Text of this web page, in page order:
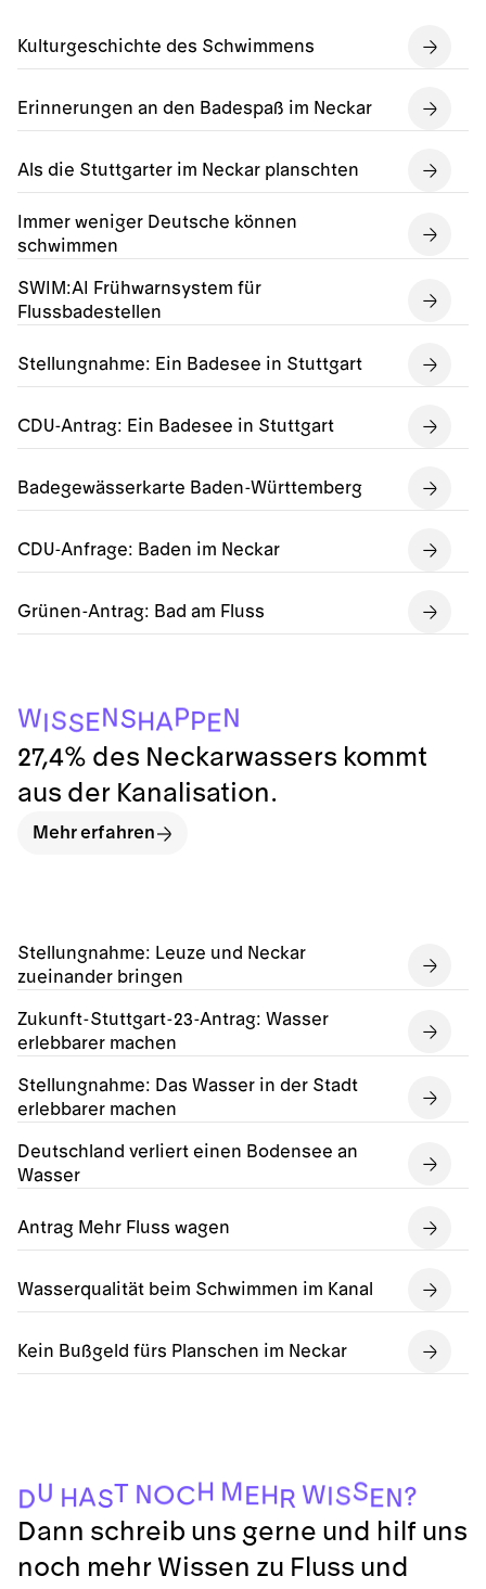
Kulturgeschichte des Schwimmens
Erinnerungen an den Badespaß im Neckar
Als die Stuttgarter im Neckar planschten
Immer weniger Deutsche können
schwimmen
SWIM:AI Frühwarnsystem für
Flussbadestellen
Stellungnahme: Ein Badesee in Stuttgart
CDU-Antrag: Ein Badesee in Stuttgart
Badegewässerkarte Baden-Württemberg
CDU-Anfrage: Baden im Neckar
Grünen-Antrag: Bad am Fluss
Stellungnahme: Leuze und Neckar
zueinander bringen
Zukunft-Stuttgart-23-Antrag: Wasser
erlebbarer machen
Stellungnahme: Das Wasser in der Stadt
erlebbarer machen
Deutschland verliert einen Bodensee an
Wasser
Antrag Mehr Fluss wagen
Wasserqualität beim Schwimmen im Kanal
Kein Bußgeld fürs Planschen im Neckar
WISSENSHAP PEN
27,4% des Neckarwassers kommt
aus der Kanalisation.
Mehr erfahren
DU HAST NOCH MEHR WISSEN?
Dann schreib uns gerne und hilf uns
noch mehr Wissen zu Fluss und